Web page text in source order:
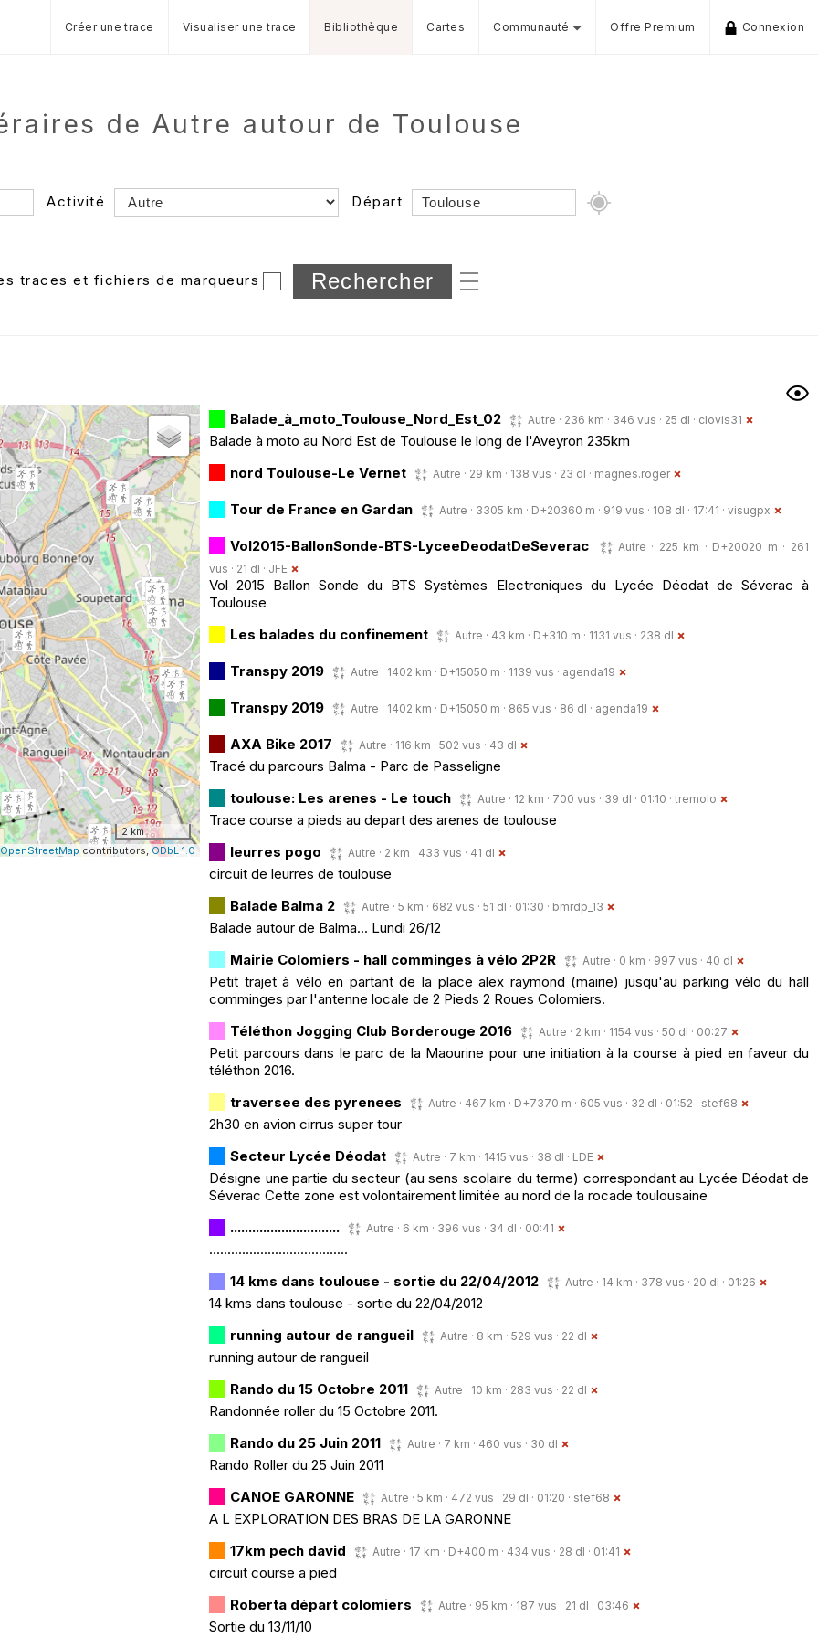
Créer une trace Visualiser une trace Bibliothèque Cartes Communauté Offre Premium Connexion
de Autre autour de Toulouse
Activité Départ
Dossier
et sous-dossiers
traces et fichiers de marqueurs
2 km
OpenStreetMap contributors, ODbL 1.0
Balade_à_moto_Toulouse_Nord_Est_02 Autre · 236 km · 346 vus · 25 dl · clovis31
Balade à moto au Nord Est de Toulouse le long de l'Aveyron 235km
nord Toulouse-Le Vernet
Autre · 29 km · 138 vus · 23 dl · magnes.roger
Tour de France en Gardan Autre · 3305 km · D+20360 m · 919 vus · 108 dl · 17:41 · visugpx
Vol2015-BallonSonde-BTS-LyceeDeodatDeSeverac
Autre · 225 km · D+20020 m · 261
vus · 21 dl · JFE
Vol 2015 Ballon Sonde du BTS Systèmes Electroniques du Lycée Déodat de Séverac à
Toulouse
Les balades du confinement
Autre · 43 km · D+310 m · 1131 vus · 238 dl
Transpy 2019 Autre · 1402 km · D+15050 m · 1139 vus · agenda19
Transpy 2019 Autre · 1402 km · D+15050 m · 865 vus · 86 dl · agenda19
AXA Bike 2017 Autre · 116 km · 502 vus · 43 dl
Tracé du parcours Balma - Parc de Passeligne
toulouse: Les arenes - Le touch
Autre · 12 km · 700 vus · 39 dl · 01:10 · tremolo
Trace course a pieds au depart des arenes de toulouse
leurres pogo
Autre · 2 km · 433 vus · 41 dl
circuit de leurres de toulouse
Balade Balma 2
Autre · 5 km · 682 vus · 51 dl · 01:30 · bmrdp_13
Balade autour de Balma... Lundi 26/12
Mairie Colomiers - hall comminges à vélo 2P2R
Autre · 0 km · 997 vus · 40 dl
Petit trajet à vélo en partant de la place alex raymond (mairie) jusqu'au parking vélo du hall
comminges par l'antenne locale de 2 Pieds 2 Roues Colomiers.
Téléthon Jogging Club Borderouge 2016
Autre · 2 km · 1154 vus · 50 dl · 00:27
Petit parcours dans le parc de la Maourine pour une initiation à la course à pied en faveur du
téléthon 2016.
traversee des pyrenees
Autre · 467 km · D+7370 m · 605 vus · 32 dl · 01:52 · stef68
2h30 en avion cirrus super tour
Secteur Lycée Déodat
Autre · 7 km · 1415 vus · 38 dl · LDE
Désigne une partie du secteur (au sens scolaire du terme) correspondant au Lycée Déodat de
Séverac Cette zone est volontairement limitée au nord de la rocade toulousaine
..............................
Autre · 6 km · 396 vus · 34 dl · 00:41
......................................
14 kms dans toulouse - sortie du 22/04/2012
Autre · 14 km · 378 vus · 20 dl · 01:26
14 kms dans toulouse - sortie du 22/04/2012
running autour de rangueil
Autre · 8 km · 529 vus · 22 dl
running autour de rangueil
Rando du 15 Octobre 2011
Autre · 10 km · 283 vus · 22 dl
Randonnée roller du 15 Octobre 2011.
Rando du 25 Juin 2011
Autre · 7 km · 460 vus · 30 dl
Rando Roller du 25 Juin 2011
CANOE GARONNE
Autre · 5 km · 472 vus · 29 dl · 01:20 · stef68
A L EXPLORATION DES BRAS DE LA GARONNE
17km pech david
Autre · 17 km · D+400 m · 434 vus · 28 dl · 01:41
circuit course a pied
Roberta départ colomiers
Autre · 95 km · 187 vus · 21 dl · 03:46
Sortie du 13/11/10